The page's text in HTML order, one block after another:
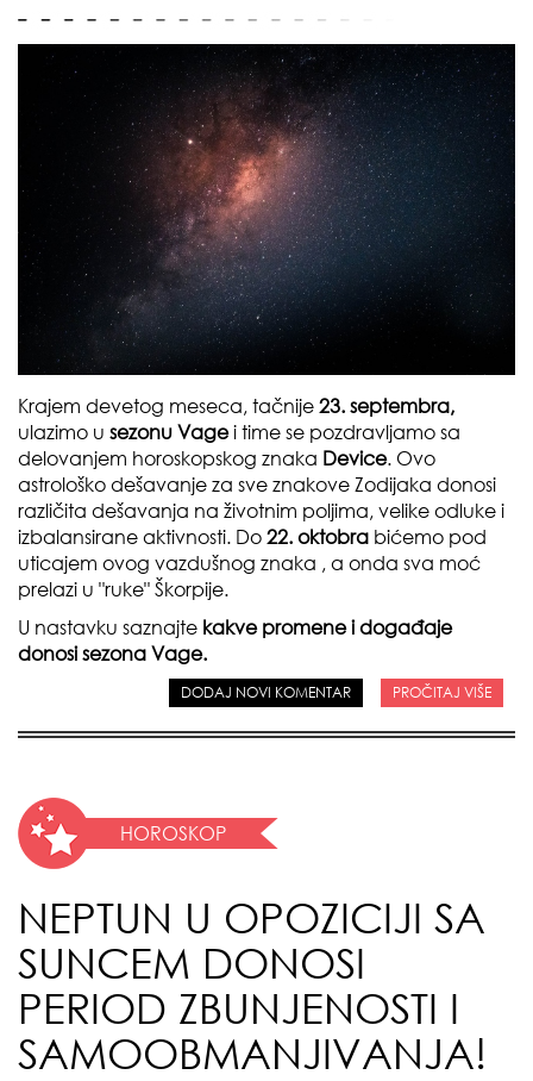
Krajem devetog meseca, tačnije 23. septembra,
ulazimo u sezonu Vagei time se pozdravljamo sa
delovanjem horoskopskog znaka Device. Ovo
astrološko dešavanje za sve znakove Zodijaka donosi
različita dešavanja na životnim poljima, velike odluke i
izbalansirane aktivnosti. Do 22. oktobra bićemo pod
uticajem ovog vazdušnog znaka , a onda sva moć
prelazi u "ruke" Škorpije.
U nastavku saznajte kakve promene i događaje
donosi sezona Vage.
DODAJ NOVI KOMENTAR PROČITAJ VIŠE
HOROSKOP
NEPTUN U OPOZICIJI SA
SUNCEM DONOSI
PERIOD ZBUNJENOSTI I
SAMOOBMANJIVANJA!